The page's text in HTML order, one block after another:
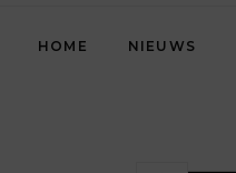
HOME NIEUWS